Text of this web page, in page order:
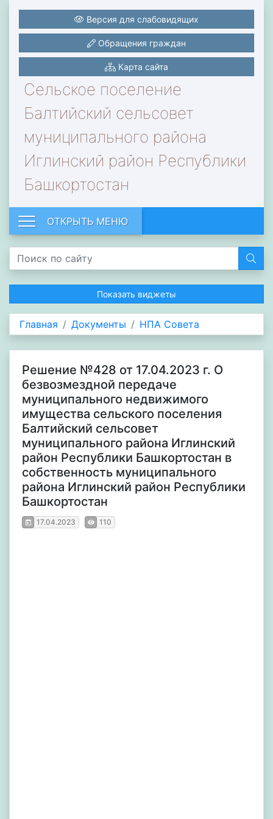
Сельское поселение
Балтийский сельсовет
муниципального района
Иглинский район Республики
Башкортостан
Версия для слабовидящих
Обращения граждан
Карта сайта
ОТКРЫТЬ МЕНЮ
Показать виджеты
Главная Документы НПА Совета
Решение №428 от 17.04.2023 г. О
безвозмездной передаче
муниципального недвижимого
имущества сельского поселения
Балтийский сельсовет
муниципального района Иглинский
район Республики Башкортостан в
собственность муниципального
района Иглинский район Республики
Башкортостан
17.04.2023 110